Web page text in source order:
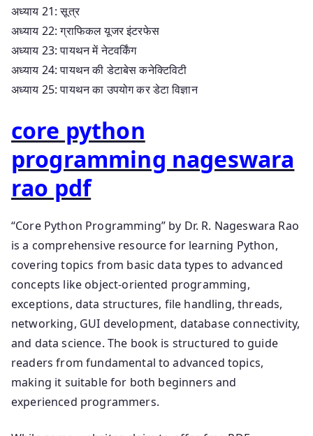
अध्याय 21: सूत्र
अध्याय 22: ग्राफिकल यूजर इंटरफेस
अध्याय 23: पायथन में नेटवर्किंग
अध्याय 24: पायथन की डेटाबेस कनेक्टिविटी
अध्याय 25: पायथन का उपयोग कर डेटा विज्ञान
core python
programming nageswara
rao pdf
“Core Python Programming” by Dr. R. Nageswara Rao
is a comprehensive resource for learning Python,
covering topics from basic data types to advanced
concepts like object-oriented programming,
exceptions, data structures, file handling, threads,
networking, GUI development, database connectivity,
and data science. The book is structured to guide
readers from fundamental to advanced topics,
making it suitable for both beginners and
experienced programmers.